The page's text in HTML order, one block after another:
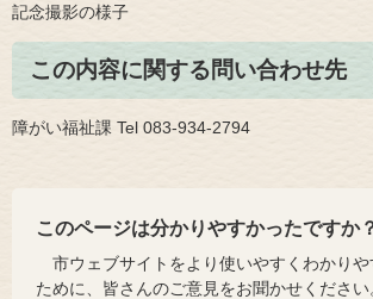
記念撮影の様子​
この内容に関する問い合わせ先
障がい福祉課 Tel 083-934-2794
このページは分かりやすかったですか
市ウェブサイトをより使いやすくわかりや
ために、皆さんのご意見をお聞かせください